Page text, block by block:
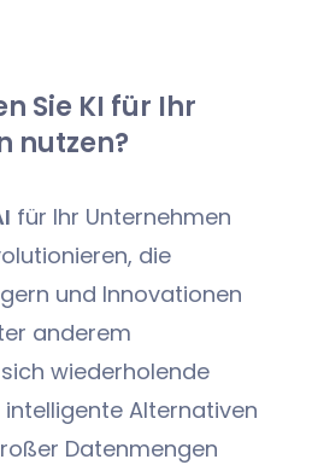
Sie KI für Ihr
nutzen?
für Ihr Unternehmen
die
und Innovationen
anderem
sich wiederholende
Alternativen
Datenmengen